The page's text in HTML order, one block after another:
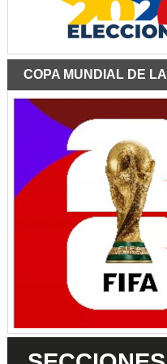
COPA MUNDIAL DE